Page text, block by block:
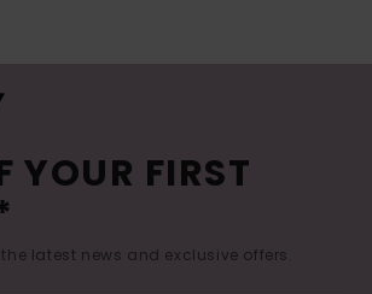
YOUR FIRST
latest news and exclusive offers.